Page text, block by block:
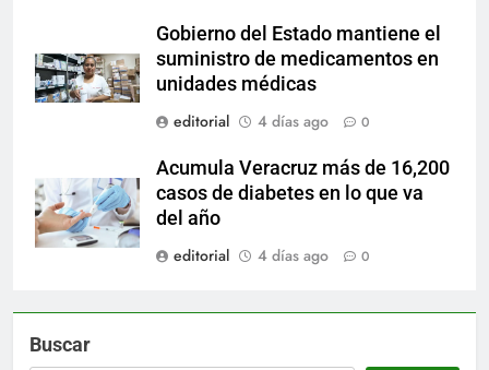
Gobierno del Estado mantiene el
suministro de medicamentos en
unidades médicas
editorial
4 días ago 0
Acumula Veracruz más de 16,200
casos de diabetes en lo que va
del año
editorial
4 días ago 0
Buscar